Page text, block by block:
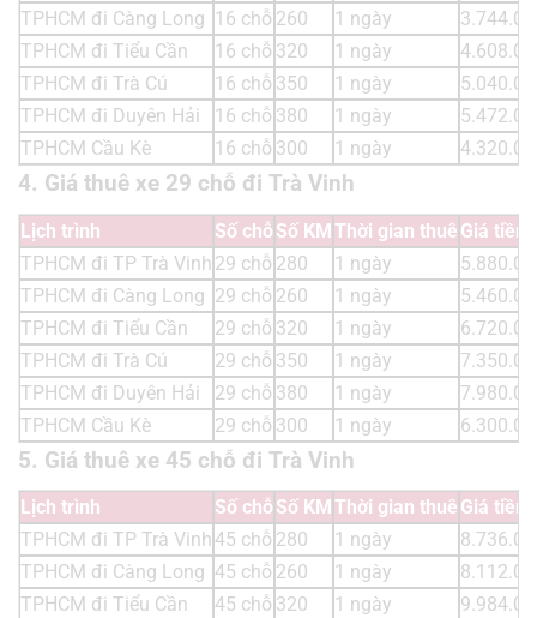
TPHCM đi Càng Long 16 chỗ 260 1 ngày
TPHCM đi Tiểu Cần
16 chỗ 320 1 ngày
TPHCM đi Trà Cú
16 chỗ 350 1 ngày
TPHCM đi Duyên Hải
16 chỗ 380 1 ngày
TPHCM Cầu Kè
16 chỗ 300 1 ngày
4. Giá thuê xe 29 chỗ đi Trà Vinh
Lịch trình Số chỗ Số KMThời gian thuê Giá tiền
TPHCM đi TP Trà Vinh 29 chỗ 280 1 ngày
TPHCM đi Càng Long 29 chỗ 260 1 ngày
TPHCM đi Tiểu Cần
29 chỗ 320 1 ngày
TPHCM đi Trà Cú
29 chỗ 350 1 ngày
TPHCM đi Duyên Hải
29 chỗ 380 1 ngày
TPHCM Cầu Kè
29 chỗ 300 1 ngày
5. Giá thuê xe 45 chỗ đi Trà Vinh
Lịch trình Số chỗ Số KMThời gian thuê Giá tiền
TPHCM đi TP Trà Vinh45 chỗ 280 1 ngày
TPHCM đi Càng Long 45 chỗ 260 1 ngày
TPHCM đi Tiểu Cần
45 chỗ 320 1 ngày